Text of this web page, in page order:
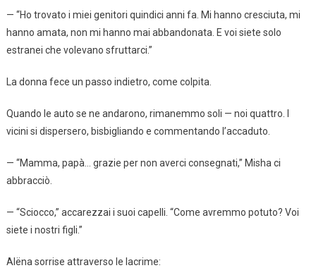
— “Ho trovato i miei genitori quindici anni fa. Mi hanno cresciuta, mi
hanno amata, non mi hanno mai abbandonata. E voi siete solo
estranei che volevano sfruttarci.”
La donna fece un passo indietro, come colpita.
Quando le auto se ne andarono, rimanemmo soli — noi quattro. I
vicini si dispersero, bisbigliando e commentando l’accaduto.
— “Mamma, papà… grazie per non averci consegnati,” Misha ci
abbracciò.
— “Sciocco,” accarezzai i suoi capelli. “Come avremmo potuto? Voi
siete i nostri figli.”
Alëna sorrise attraverso le lacrime: